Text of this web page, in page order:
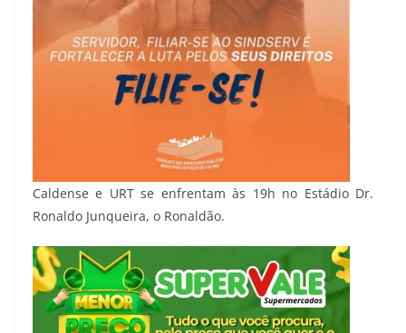
Caldense e URT se enfrentam às 19h no Estádio Dr.
Ronaldo Junqueira, o Ronaldão.